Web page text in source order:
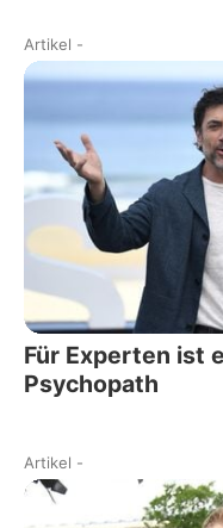
Artikel -
Für Experten ist
Psychopath
Artikel -